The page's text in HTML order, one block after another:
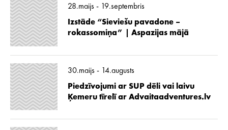
28.maijs - 19.septembris
Izstāde “Sieviešu pavadone –
rokassomiņa” | Aspazijas mājā
30.maijs - 14.augusts
Piedzīvojumi ar SUP dēli vai laivu
Ķemeru tīrelī ar Advaitaadventures.lv